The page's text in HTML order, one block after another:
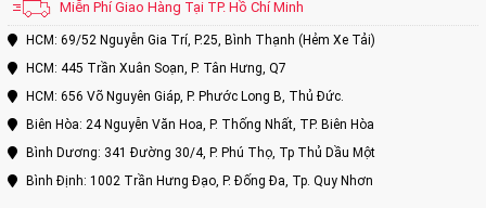
Miễn Phí Giao Hàng Tại TP. Hồ Chí Minh
HCM: 69/52 Nguyễn Gia Trí, P.25, Bình Thạnh (Hẻm Xe Tải)
HCM: 445 Trần Xuân Soạn, P. Tân Hưng, Q7
HCM: 656 Võ Nguyên Giáp, P. Phước Long B, Thủ Đức.
Biên Hòa: 24 Nguyễn Văn Hoa, P. Thống Nhất, TP. Biên Hòa
Bình Dương: 341 Đường 30/4, P. Phú Thọ, Tp Thủ Dầu Một
Bình Định: 1002 Trần Hưng Đạo, P. Đống Đa, Tp. Quy Nhơn